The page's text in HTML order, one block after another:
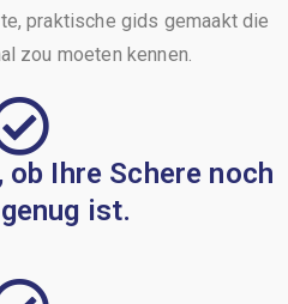
praktische gids gemaakt die
zou moeten kennen.
Ihre Schere noch
ist.